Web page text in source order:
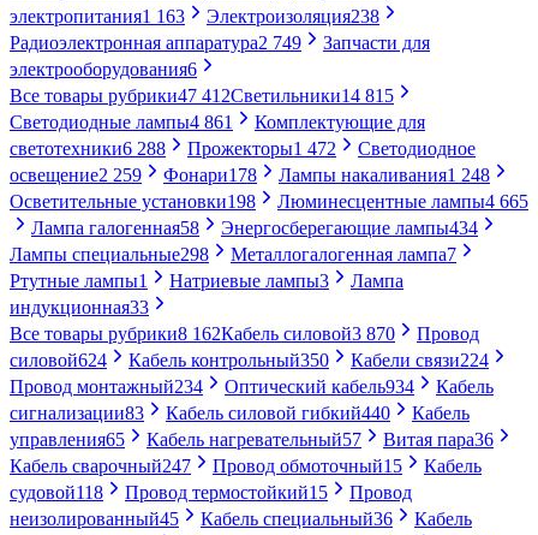
электропитания1 163 Электроизоляция238
Радиоэлектронная аппаратура2 749
Запчасти для
электрооборудования6
Все товары рубрики47 412Светильники14 815
Светодиодные лампы4 861
Комплектующие для
светотехники6 288 Прожекторы1 472
Светодиодное
освещение2 259 Фонари178 Лампы накаливания1 248
Осветительные установки198 Люминесцентные лампы4 665
Лампа галогенная58 Энергосберегающие лампы434
Лампы специальные298 Металлогалогенная лампа7
Ртутные лампы1 Натриевые лампы3
Лампа
индукционная33
Все товары рубрики8 162Кабель силовой3 870
Провод
силовой624 Кабель контрольный350 Кабели связи224
Провод монтажный234 Оптический кабель934
Кабель
сигнализации83 Кабель силовой гибкий440
Кабель
управления65 Кабель нагревательный57 Витая пара36
Кабель сварочный247 Провод обмоточный15
Кабель
судовой118 Провод термостойкий15
Провод
неизолированный45 Кабель специальный36
Кабель